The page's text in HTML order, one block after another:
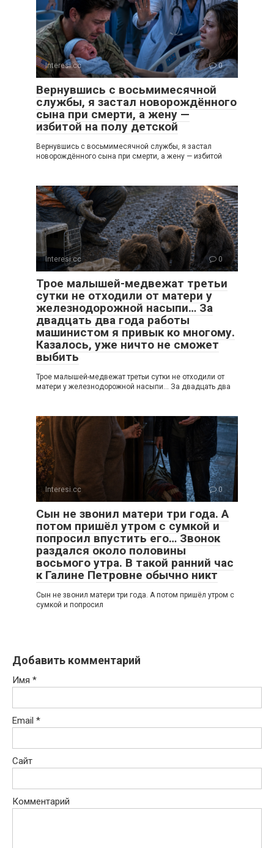
Interesi.cc 0
Вернувшись с восьмимесячной
службы, я застал новорождённого
сына при смерти, а жену —
избитой на полу детской
Вернувшись с восьмимесячной службы, я застал
новорождённого сына при смерти, а жену — избитой
Interesi.cc 0
Трое малышей-медвежат третьи
сутки не отходили от матери у
железнодорожной насыпи… За
двадцать два года работы
машинистом я привык ко многому.
Казалось, уже ничто не сможет
выбить
Трое малышей-медвежат третьи сутки не отходили от
матери у железнодорожной насыпи… За двадцать два
Interesi.cc 0
Сын не звонил матери три года. А
потом пришёл утром с сумкой и
попросил впустить его… Звонок
раздался около половины
восьмого утра. В такой ранний час
к Галине Петровне обычно никт
Сын не звонил матери три года. А потом пришёл утром с
сумкой и попросил
Добавить комментарий
Имя *
Email *
Сайт
Комментарий